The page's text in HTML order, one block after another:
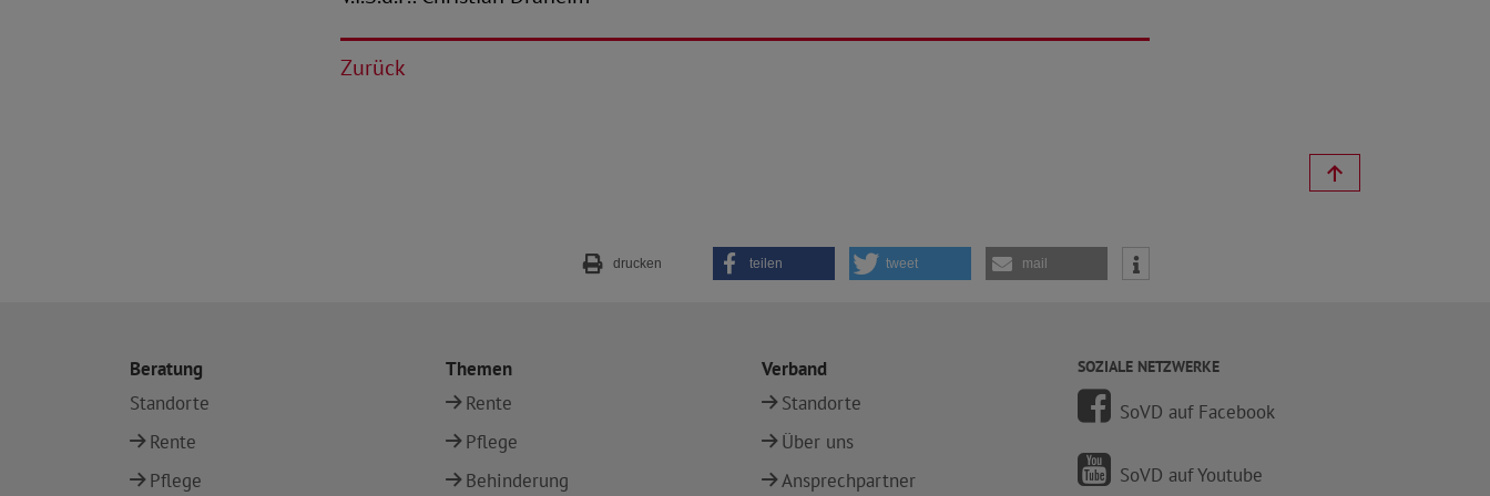
Zurück
drucken teilen tweet mail
Beratung
Standorte
Rente
Pflege
Themen
Rente
Pflege
Behinderung
Verband
Standorte
Über uns
Ansprechpartner
SOZIALE NETZWERKE
SoVD auf Facebook
SoVD auf Youtube